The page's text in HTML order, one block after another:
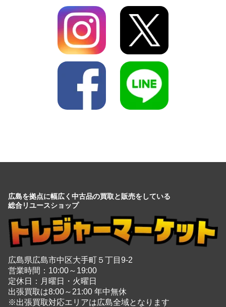
広島を拠点に幅広く中古品の買取と販売をしている
総合リユースショップ
広島県広島市中区大手町５丁目9-2
営業時間：10:00～19:00
定休日：月曜日・火曜日
出張買取は8:00～21:00 年中無休
※出張買取対応エリアは広島全域となります